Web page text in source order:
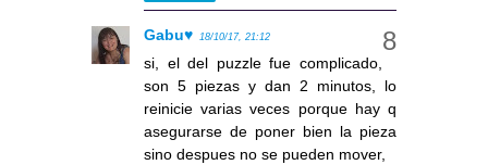
Gabu♥ 18/10/17, 21:12
si, el del puzzle fue complicado,
son 5 piezas y dan 2 minutos, lo
reinicie varias veces porque hay q
asegurarse de poner bien la pieza
sino despues no se pueden mover,